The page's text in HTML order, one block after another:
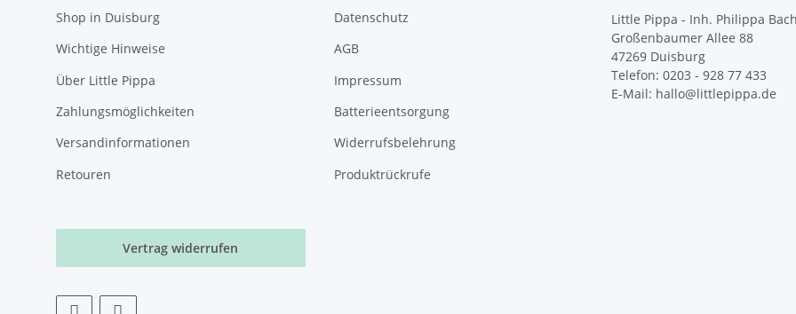
Shop in Duisburg
Wichtige Hinweise
Über Little Pippa
Zahlungsmöglichkeiten
Versandinformationen
Retouren
Datenschutz
AGB
Impressum
Batterieentsorgung
Widerrufsbelehrung
Produktrückrufe
Little Pippa - Inh. Philippa
Großenbaumer Allee 88
47269 Duisburg
Telefon: 0203 - 928 77 433
E-Mail: hallo@littlepippa.de
Vertrag widerrufen